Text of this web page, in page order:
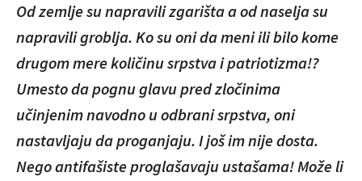
Od zemlje su napravili zgarišta a od naselja su
napravili groblja. Ko su oni da meni ili bilo kome
drugom mere količinu srpstva i patriotizma!?
Umesto da pognu glavu pred zločinima
učinjenim navodno u odbrani srpstva, oni
nastavljaju da proganjaju. I još im nije dosta.
Nego antifašiste proglašavaju ustašama! Može li